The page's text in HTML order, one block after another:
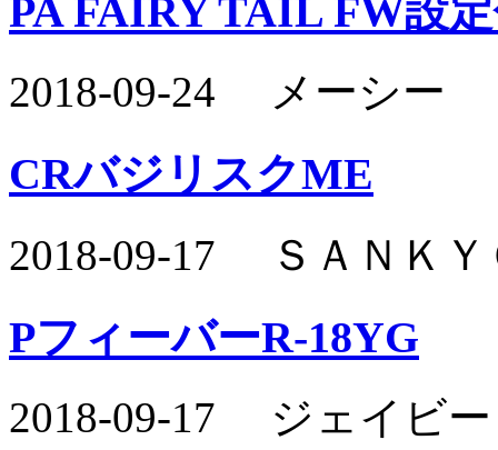
PA FAIRY TAIL FW設
2018-09-24 メーシー
CRバジリスクME
2018-09-17 ＳＡＮＫ
PフィーバーR-18YG
2018-09-17 ジェイビ